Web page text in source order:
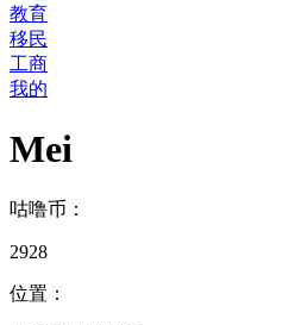
教育
移民
工商
我的
Mei
咕噜币：
2928
位置：